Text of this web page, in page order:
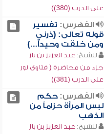
على الدرب (380))
الفهرس: تفسير
قوله تعالى: (ذرني
ومن خلقت وحيداً...)
للشيخ: عبد العزيز بن باز
جزء من محاضرة ( فتاوى نور
على الدرب (381))
الفهرس:حكم
لبس المرأة حزاماً من
الذهب
للشيخ: عبد العزيز بن باز